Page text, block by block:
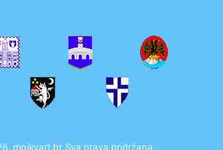
kvalitetu
je provjeriti
U Očnoj
se
s ciljem da se
koje mogu
Više
može vrlo brzo zauzeti
radni prostor. Osim što stvara
otežati kretanje,
svakodnevni rad zaposlenika.
paleta pomaže tvrtkama da
i bolje upravljaju ambalažom
tvrtke i sve poslovne korisnike
mojkvart.hr. Sva prava pridržana.